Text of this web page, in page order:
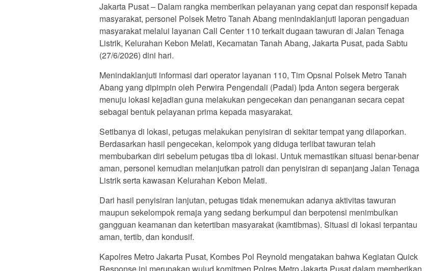
Jakarta Pusat – Dalam rangka memberikan pelayanan yang cepat dan responsif kepada
masyarakat, personel Polsek Metro Tanah Abang menindaklanjuti laporan pengaduan
masyarakat melalui layanan Call Center 110 terkait dugaan tawuran di Jalan Tenaga
Listrik, Kelurahan Kebon Melati, Kecamatan Tanah Abang, Jakarta Pusat, pada Sabtu
(27/6/2026) dini hari.
Menindaklanjuti informasi dari operator layanan 110, Tim Opsnal Polsek Metro Tanah
Abang yang dipimpin oleh Perwira Pengendali (Padal) Ipda Anton segera bergerak
menuju lokasi kejadian guna melakukan pengecekan dan penanganan secara cepat
sebagai bentuk pelayanan prima kepada masyarakat.
Setibanya di lokasi, petugas melakukan penyisiran di sekitar tempat yang dilaporkan.
Berdasarkan hasil pengecekan, kelompok yang diduga terlibat tawuran telah
membubarkan diri sebelum petugas tiba di lokasi. Untuk memastikan situasi benar-benar
aman, personel kemudian melanjutkan patroli dan penyisiran di sepanjang Jalan Tenaga
Listrik serta kawasan Kelurahan Kebon Melati.
Dari hasil penyisiran lanjutan, petugas tidak menemukan adanya aktivitas tawuran
maupun sekelompok remaja yang sedang berkumpul dan berpotensi menimbulkan
gangguan keamanan dan ketertiban masyarakat (kamtibmas). Situasi di lokasi terpantau
aman, tertib, dan kondusif.
Kapolres Metro Jakarta Pusat, Kombes Pol Reynold mengatakan bahwa Kegiatan Quick